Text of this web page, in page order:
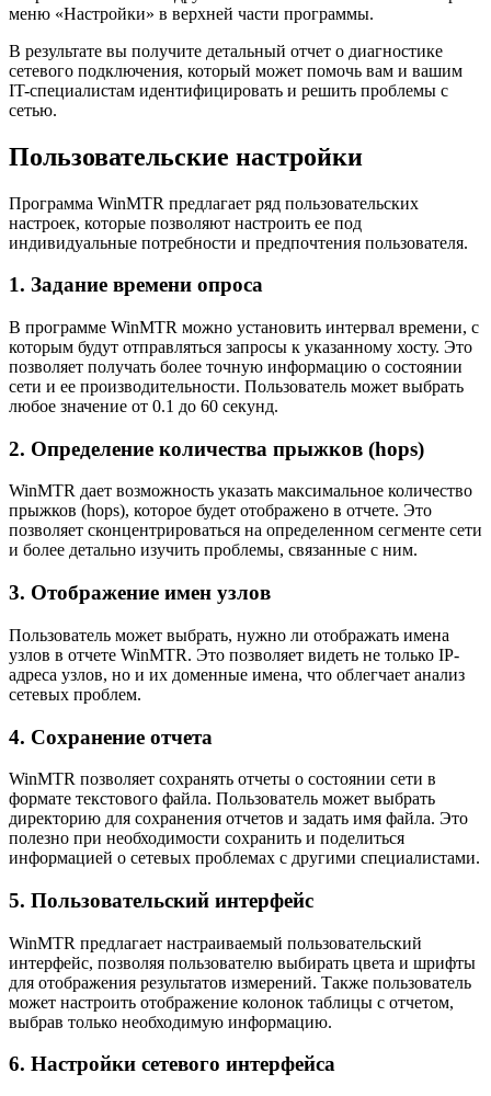
меню «Настройки» в верхней части программы.
В результате вы получите детальный отчет о диагностике
сетевого подключения, который может помочь вам и вашим
IT-специалистам идентифицировать и решить проблемы с
сетью.
Пользовательские настройки
Программа WinMTR предлагает ряд пользовательских
настроек, которые позволяют настроить ее под
индивидуальные потребности и предпочтения пользователя.
1. Задание времени опроса
В программе WinMTR можно установить интервал времени, с
которым будут отправляться запросы к указанному хосту. Это
позволяет получать более точную информацию о состоянии
сети и ее производительности. Пользователь может выбрать
любое значение от 0.1 до 60 секунд.
2. Определение количества прыжков (hops)
WinMTR дает возможность указать максимальное количество
прыжков (hops), которое будет отображено в отчете. Это
позволяет сконцентрироваться на определенном сегменте сети
и более детально изучить проблемы, связанные с ним.
3. Отображение имен узлов
Пользователь может выбрать, нужно ли отображать имена
узлов в отчете WinMTR. Это позволяет видеть не только IP-
адреса узлов, но и их доменные имена, что облегчает анализ
сетевых проблем.
4. Сохранение отчета
WinMTR позволяет сохранять отчеты о состоянии сети в
формате текстового файла. Пользователь может выбрать
директорию для сохранения отчетов и задать имя файла. Это
полезно при необходимости сохранить и поделиться
информацией о сетевых проблемах с другими специалистами.
5. Пользовательский интерфейс
WinMTR предлагает настраиваемый пользовательский
интерфейс, позволяя пользователю выбирать цвета и шрифты
для отображения результатов измерений. Также пользователь
может настроить отображение колонок таблицы с отчетом,
выбрав только необходимую информацию.
6. Настройки сетевого интерфейса